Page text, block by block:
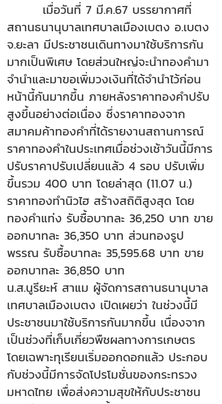
เมื่อวันที่ 7 มี.ค.67 บรรยากาศที่
สถานธนานุบาลเทศบาลเมืองเบตง อ.เบตง
จ.ยะลา มีประชาชนเดินทางมาใช้บริการกัน
มากเป็นพิเศษ โดยส่วนใหญ่จะนำทองคำมา
จำนำและมาขอเพิ่มวงเงินที่ได้จำนำไว้ก่อน
หน้านี้กันมากขึ้น ภายหลังราคาทองคำปรับ
สูงขึ้นอย่างต่อเนื่อง ซึ่งราคาทองจาก
สมาคมค้าทองคำที่ได้รายงานสถานการณ์
ราคาทองคำในประเทศเมื่อช่วงเช้าวันนี้มีการ
ปรับราคาปรับเปลี่ยนแล้ว 4 รอบ ปรับเพิ่ม
ขึ้นรวม 400 บาท โดยล่าสุด (11.07 น.)
ราคาทองทำนิวไฮ สร้างสถิติสูงสุด โดย
ทองคำแท่ง รับซื้อบาทละ 36,250 บาท ขาย
ออกบาทละ 36,350 บาท ส่วนทองรูป
พรรณ รับซื้อบาทละ 35,595.68 บาท ขาย
ออกบาทละ 36,850 บาท
น.ส.นูรียะห์ สาแม ผู้จัดการสถานธนานุบาล
เทศบาลเมืองเบตง เปิดเผยว่า ในช่วงนี้มี
ประชาชนมาใช้บริการกันมากขึ้น เนื่องจาก
เป็นช่วงที่เก็บเกี่ยวพืชผลทางการเกษตร
โดยเฉพาะทุเรียนเริ่มออกดอกแล้ว ประกอบ
กับช่วงนี้มีการจัดโปรโมชั่นของกระทรวง
มหาดไทย เพื่อส่งความสุขให้กับประชาชน